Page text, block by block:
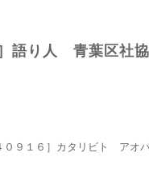
語り人 青葉区社協
０９１６］カタリビト アオ